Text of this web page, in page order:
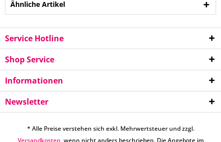
Ähnliche Artikel
Service Hotline
Shop Service
Informationen
Newsletter
* Alle Preise verstehen sich exkl. Mehrwertsteuer und zzgl.